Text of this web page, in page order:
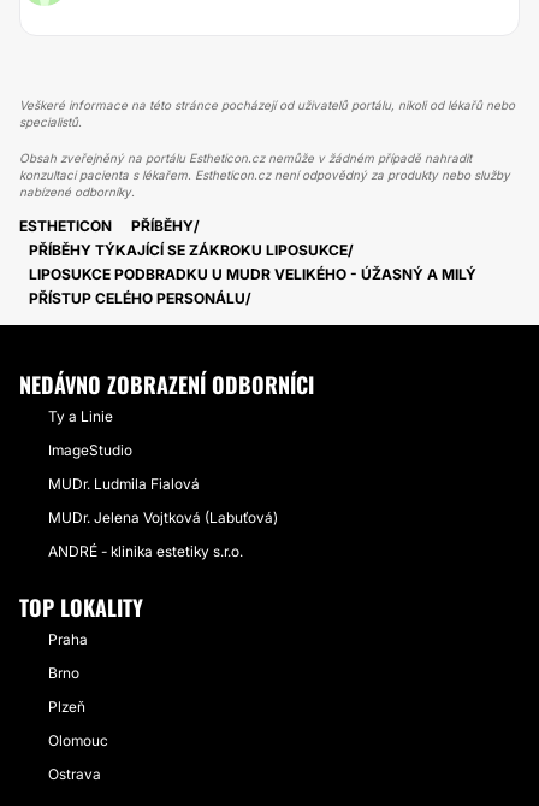
Veškeré informace na této stránce pocházejí od uživatelů portálu, nikoli od lékařů nebo
specialistů.
Obsah zveřejněný na portálu Estheticon.cz nemůže v žádném případě nahradit
konzultaci pacienta s lékařem. Estheticon.cz není odpovědný za produkty nebo služby
nabízené odborníky.
ESTHETICON
PŘÍBĚHY
PŘÍBĚHY TÝKAJÍCÍ SE ZÁKROKU LIPOSUKCE
LIPOSUKCE PODBRADKU U MUDR VELIKÉHO - ÚŽASNÝ A MILÝ
PŘÍSTUP CELÉHO PERSONÁLU
NEDÁVNO ZOBRAZENÍ ODBORNÍCI
Ty a Linie
ImageStudio
MUDr. Ludmila Fialová
MUDr. Jelena Vojtková (Labuťová)
ANDRÉ - klinika estetiky s.r.o.
TOP LOKALITY
Praha
Brno
Plzeň
Olomouc
Ostrava